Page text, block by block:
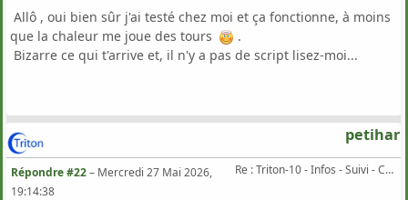
Allô , oui bien sûr j'ai testé chez moi et ça fonctionne, à moins
que la chaleur me joue des tours
.
Bizarre ce qui t'arrive et, il n'y a pas de script lisez-moi...
petihar
Re : Triton-10 - Infos - Suivi - Corrections...
Répondre #22– Mercredi 27 Mai 2026,
19:14:38